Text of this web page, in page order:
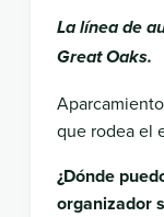
La línea de
Great Oaks.
que rodea el
¿Dónde
organizador